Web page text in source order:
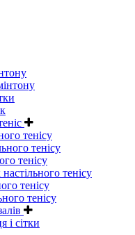
тенісу
тенісу
тенісу
тенісу
тенісу
тенісу
і сітки